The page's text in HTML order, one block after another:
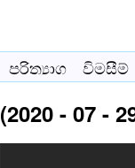
පරිත්‍යාග විමසීම්
(2020 - 07 -